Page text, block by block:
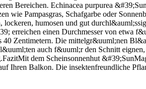
Bereichen. Echinacea purpurea
wie Pampasgras, Schafgarbe oder
lockeren, humosen und gut
erreichen einen Durchmesser von etwa
Zentimetern. Die mittelgr&uuml;nen
auch f&uuml;r den Schnitt
dem Scheinsonnenhut
Ihren Balkon. Die insektenfreundliche